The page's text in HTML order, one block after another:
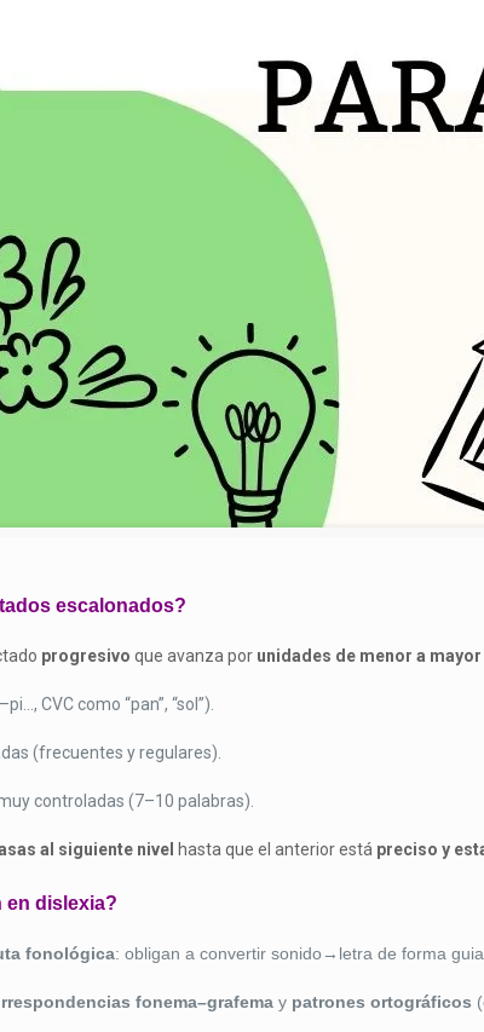
escalonados?
progresivo que avanza por unidades de menor a
CVC como “pan”, “sol”).
(frecuentes y regulares).
controladas (7–10 palabras).
al siguiente nivel hasta que el anterior está preciso y
en dislexia?
fonológica: obligan a convertir sonido→letra de forma
fonema–grafema y patrones ortográficos